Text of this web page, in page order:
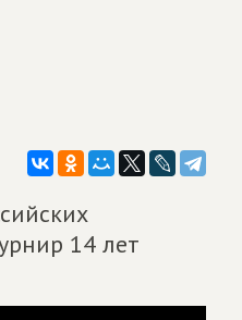
14 лет